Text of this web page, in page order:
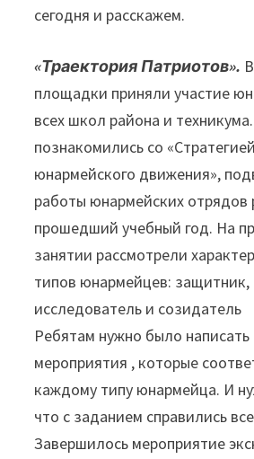
сегодня и расскажем.
«Траектория Патриотов».
площадки приняли участие
всех школ района и
познакомились со
юнармейского движения»,
работы юнармейских отрядов
прошедший учебный год. На
занятии рассмотрели
типов юнармейцев: защитник,
исследователь и созидатель
Ребятам нужно было написать
мероприятия , которые
каждому типу юнармейца. И
что с заданием справились
Завершилось мероприятие